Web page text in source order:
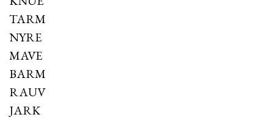
TARM
NYRE
MAVE
BARM
RAUV
JARK